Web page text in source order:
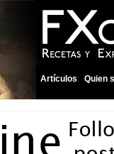
Artículos Quien